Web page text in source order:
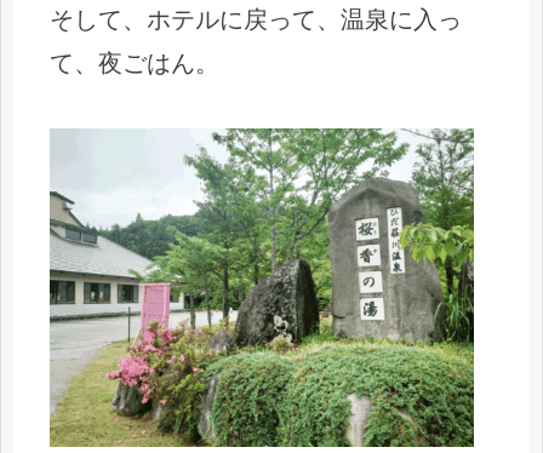
そして、ホテルに戻って、温泉に入っ
て、夜ごはん。